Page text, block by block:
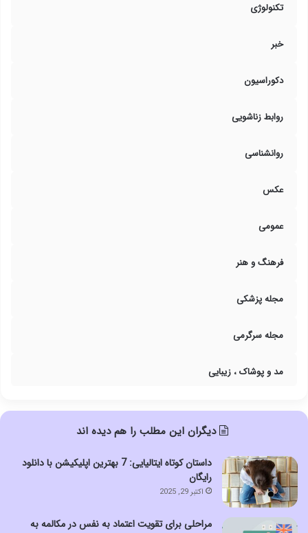
تکنولوژی
خبر
دکوراسیون
روابط زناشویی
روانشناسی
عکس
عمومی
فرهنگ و هنر
مجله پزشکی
مجله سرگرمی
مد و پوشاک ، زیبایی
دیگران این مطلب را هم دیده اند
داستان کوتاه ایتالیایی: 7 بهترین اپلیکیشن با دانلود
رایگان
اکتبر 29, 2025
مراحلی برای تقویت اعتماد به نفس در مکالمه به